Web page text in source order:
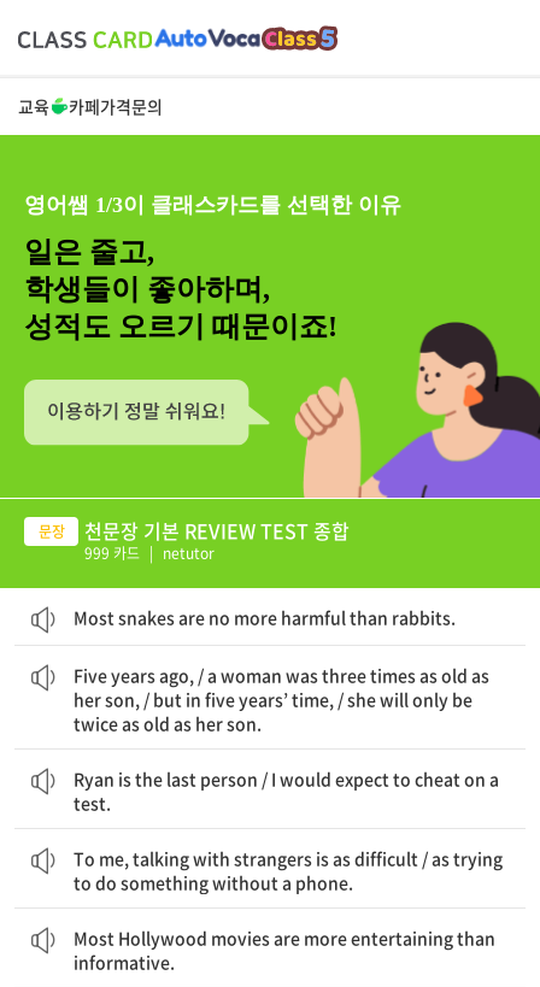
교육 카페가격문의
영어쌤 1/3이 클래스카드를 선택한 이유
일은 줄고,
학생들이 좋아하며,
성적도 오르기 때문이죠!
천문장 기본 REVIEW TEST 종합
999 카드 | netutor
Most snakes are no more harmful than rabbits.
Five years ago, / a woman was three times as old as
her son, / but in five years’ time, / she will only be
twice as old as her son.
Ryan is the last person / I would expect to cheat on a
test.
To me, talking with strangers is as difficult / as trying
to do something without a phone.
Most Hollywood movies are more entertaining than
informative.